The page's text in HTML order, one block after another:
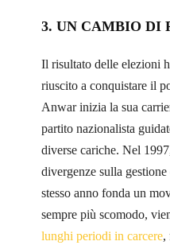
3. UN CAMBIO DI
Il risultato delle elezioni
riuscito a conquistare il
Anwar inizia la sua
partito nazionalista
diverse cariche. Nel
divergenze sulla
stesso anno fonda un
sempre più scomodo,
lunghi periodi in carcere,